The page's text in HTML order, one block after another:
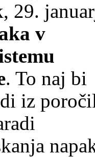
29.
v
. To naj bi
iz